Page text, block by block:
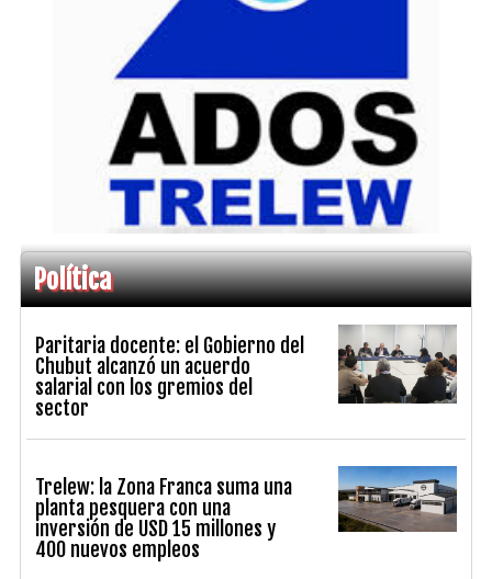
Política
Paritaria docente: el Gobierno del
Chubut alcanzó un acuerdo
salarial con los gremios del
sector
Trelew: la Zona Franca suma una
planta pesquera con una
inversión de USD 15 millones y
400 nuevos empleos